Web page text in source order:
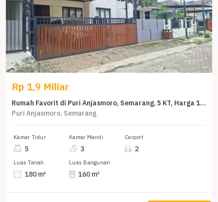
Rp 1,9 Miliar
Rumah Favorit di Puri Anjasmoro, Semarang, 5 KT, Harga 1,9 Miliar
Puri Anjasmoro, Semarang
Kamar Tidur
5
Kamar Mandi
3
Carport
2
Luas Tanah
180 m²
Luas Bangunan
160 m²